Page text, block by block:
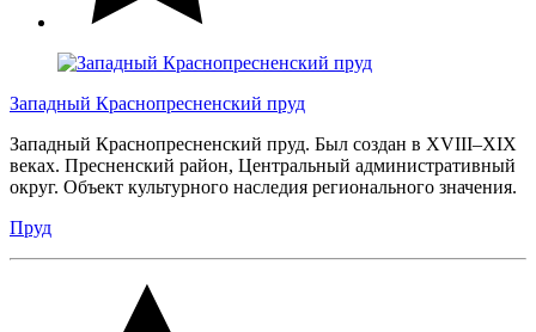
Западный Краснопресненский пруд
Западный Краснопресненский пруд. Был создан в XVIII–XIX
веках. Пресненский район, Центральный административный
округ. Объект культурного наследия регионального значения.
Пруд